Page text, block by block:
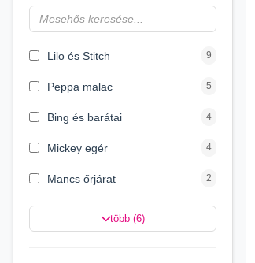
Smoby 4
Lilo és Stitch 9
Peppa malac 5
Bing és barátai 4
Mickey egér 4
Mancs őrjárat 2
Batman 2
több (6)